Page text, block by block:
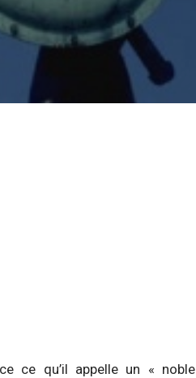
ce qu’il appelle un « noble